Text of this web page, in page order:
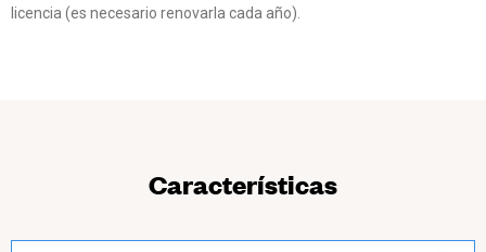
licencia (es necesario renovarla cada año).
Características